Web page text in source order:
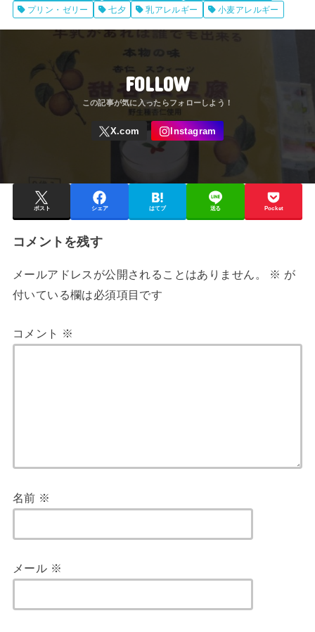
プリン・ゼリー
七夕 乳アレルギー 小麦アレルギー
FOLLOW
ポスト シェア はてブ 送る Pocket
コメントを残す
メールアドレスが公開されることはありません。 ※ が
付いている欄は必須項目です
コメント ※
名前 ※
メール ※